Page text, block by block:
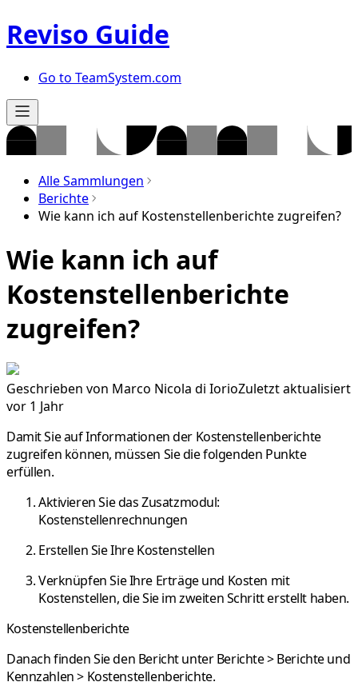
Reviso Guide
Go to TeamSystem.com
Alle Sammlungen
Berichte
Wie kann ich auf Kostenstellenberichte zugreifen?
Wie kann ich auf
Kostenstellenberichte
zugreifen?
Geschrieben von Marco Nicola di IorioZuletzt aktualisiert
vor 1 Jahr
Damit Sie auf Informationen der Kostenstellenberichte
zugreifen können, müssen Sie die folgenden Punkte
erfüllen.
Aktivieren Sie das Zusatzmodul:
Kostenstellenrechnungen
ErstellenSie IhreKostenstellen
Verknüpfen Sie Ihre Erträge und Kosten mit
Kostenstellen, die Sie im zweiten Schritt erstellt haben.
Kostenstellenberichte
Danach finden Sie den Bericht unterBerichte > Berichte und
Kennzahlen > Kostenstellenberichte.